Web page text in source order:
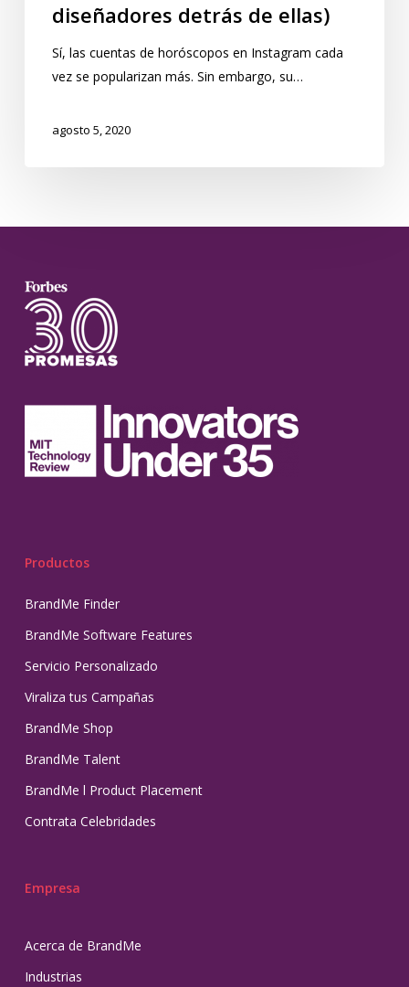
diseñadores detrás de ellas)
Sí, las cuentas de horóscopos en Instagram cada
vez se popularizan más. Sin embargo, su…
agosto 5, 2020
Productos
BrandMe Finder
BrandMe Software Features
Servicio Personalizado
Viraliza tus Campañas
BrandMe Shop
BrandMe Talent
BrandMe l Product Placement
Contrata Celebridades
Empresa
Acerca de BrandMe
Industrias